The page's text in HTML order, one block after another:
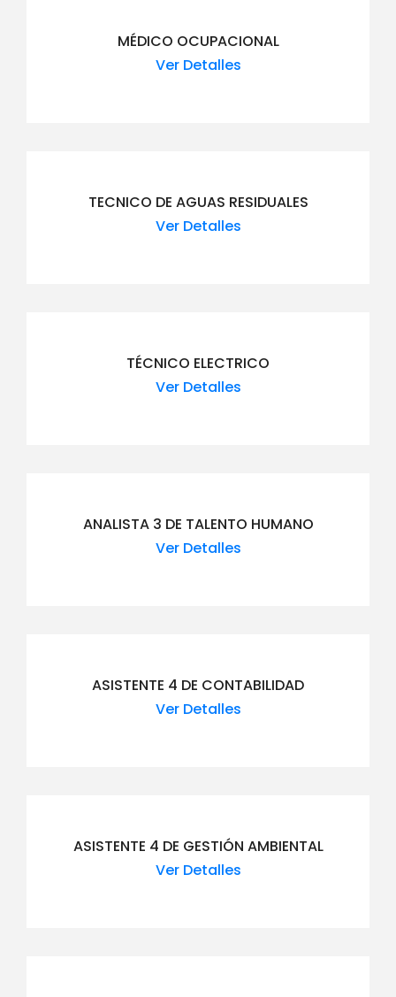
MÉDICO OCUPACIONAL
Ver Detalles
TECNICO DE AGUAS RESIDUALES
Ver Detalles
TÉCNICO ELECTRICO
Ver Detalles
ANALISTA 3 DE TALENTO HUMANO
Ver Detalles
ASISTENTE 4 DE CONTABILIDAD
Ver Detalles
ASISTENTE 4 DE GESTIÓN AMBIENTAL
Ver Detalles